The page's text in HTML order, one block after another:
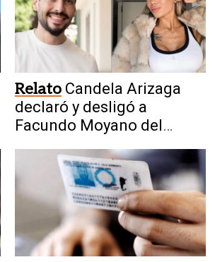
Relato Candela Arizaga
declaró y desligó a
Facundo Moyano del